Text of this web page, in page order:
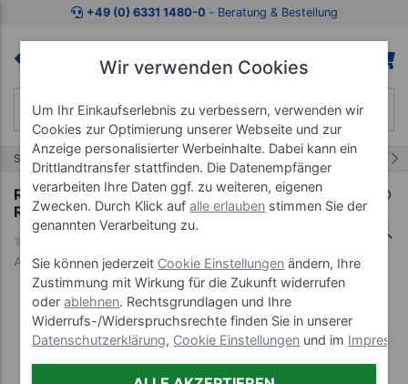
Zum Kaufbereich springen Zur Produktbeschreibung
+49 (0) 6331 1480-0 ‐ Beratung & Bestellung
Start Wassergymnastik Schwimmhilfen 11/50
RESTUBE aufblasbare Schwimm- und
Rettungsboje beach, inkl. CO2 Patrone
Art-Nr. 45640--05
Wir verwenden Cookies
Um Ihr Einkaufserlebnis zu verbessern, verwenden wir
Cookies zur Optimierung unserer Webseite und zur
Anzeige personalisierter Werbeinhalte. Dabei kann ein
Drittlandtransfer stattfinden. Die Datenempfänger
verarbeiten Ihre Daten ggf. zu weiteren, eigenen
Zwecken. Durch Klick aufalle erlauben stimmen Sie der
genannten Verarbeitung zu.
Sie können jederzeit Cookie Einstellungen ändern, Ihre
Zustimmung mit Wirkung für die Zukunft widerrufen
oderablehnen. Rechtsgrundlagen und Ihre
Widerrufs-/Widerspruchsrechte finden Sie in unserer
Datenschutzerklärung, Cookie Einstellungen und im